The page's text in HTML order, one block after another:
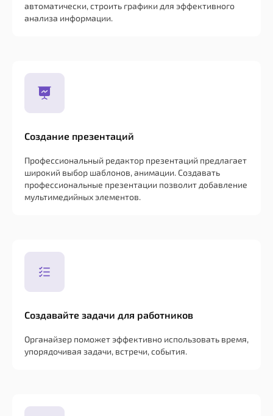
автоматически, строить графики для эффективного
анализа информации.
Создание презентаций
Профессиональный редактор презентаций предлагает
широкий выбор шаблонов, анимации. Создавать
профессиональные презентации позволит добавление
мультимедийных элементов.
Создавайте задачи для работников
Органайзер поможет эффективно использовать время,
упорядочивая задачи, встречи, события.